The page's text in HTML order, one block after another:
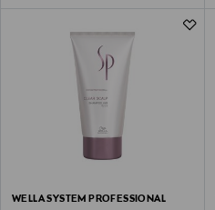
WELLA SYSTEM PROFESSIONAL